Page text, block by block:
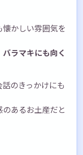
かしい雰囲気を
ラマキにも向く
のきっかけにも
あるお土産だと